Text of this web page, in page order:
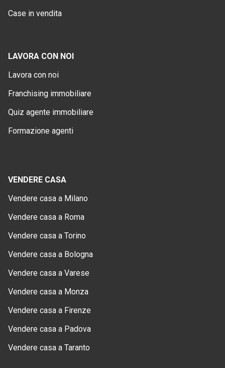
Case in vendita
LAVORA CON NOI
Lavora con noi
Franchising immobiliare
Quiz agente immobiliare
Formazione agenti
VENDERE CASA
Vendere casa a Milano
Vendere casa a Roma
Vendere casa a Torino
Vendere casa a Bologna
Vendere casa a Varese
Vendere casa a Monza
Vendere casa a Firenze
Vendere casa a Padova
Vendere casa a Taranto